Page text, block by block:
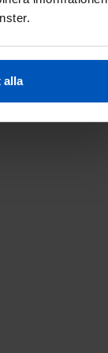
alla